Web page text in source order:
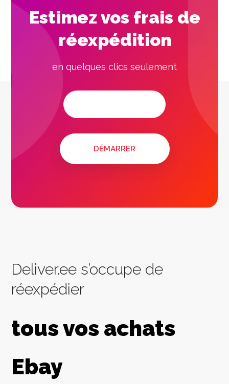
Estimez vos frais de
réexpédition
en quelques clics seulement
DÉMARRER
Deliver.ee s’occupe de
réexpédier
tous vos achats
Ebay